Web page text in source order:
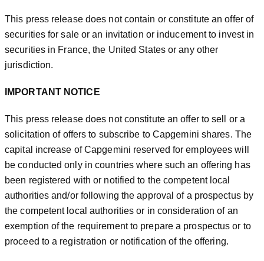
This press release does not contain or constitute an offer of
securities for sale or an invitation or inducement to invest in
securities in France, the United States or any other
jurisdiction.
IMPORTANT NOTICE
This press release does not constitute an offer to sell or a
solicitation of offers to subscribe to Capgemini shares. The
capital increase of Capgemini reserved for employees will
be conducted only in countries where such an offering has
been registered with or notified to the competent local
authorities and/or following the approval of a prospectus by
the competent local authorities or in consideration of an
exemption of the requirement to prepare a prospectus or to
proceed to a registration or notification of the offering.